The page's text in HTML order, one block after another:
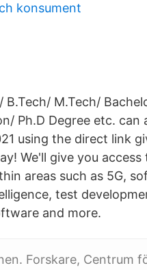
konsument
M.Tech/
Ph.D Degree etc.
using the direct link
We'll give you
areas such as 5G,
test
and more.
Forskare, Centrum